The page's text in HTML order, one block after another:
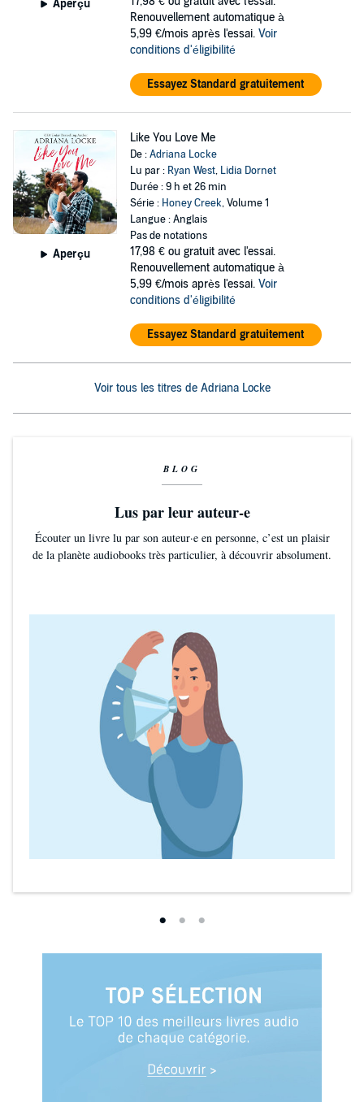
Aperçu
Renouvellement automatique à
5,99 €/mois après l'essai. Voir
conditions d'éligibilité
Essayez Standard gratuitement
Aperçu
Like You Love Me
De :Adriana Locke
Lu par : Ryan West, Lidia Dornet
Durée : 9 h et 26 min
Série : Honey Creek, Volume 1
Langue : Anglais
Pas de notations
17,98 € ou gratuit avec l'essai.
Renouvellement automatique à
5,99 €/mois après l'essai. Voir
conditions d'éligibilité
Essayez Standard gratuitement
Voir tous les titres de Adriana Locke
BLOG
Lus par leur auteur-e
Écouter un livre lu par son auteur·e en personne, c’est un plaisir
de la planète audiobooks très particulier, à découvrir absolument.